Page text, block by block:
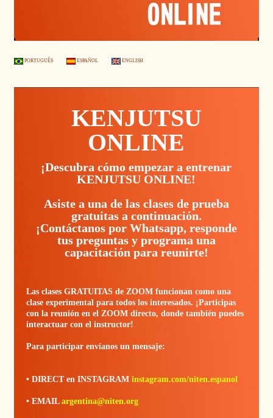
PORTUGUÊS ESPAÑOL ENGLISH
KENJUTSU
ONLINE
¡Descubra cómo empezar a entrenar
KENJUTSU ONLINE!
Asiste a una de las clases de prueba
gratuitas a continuación.
¡Contáctanos por Whatsapp, responde
tus preguntas y programa una
capacitación para reunirte!
Las clases GRATUITAS de ZOOM funcionan como una
clase experimental para todos los interesados. ¡Participas
con la reunión en el ZOOM directo, donde también puedes
interactuar con el instructor!
Para participar envíanos un mensaje:
• DIRECT en INSTAGRAM instagram.com/niten.espanol
• EMAIL argentina@niten.org